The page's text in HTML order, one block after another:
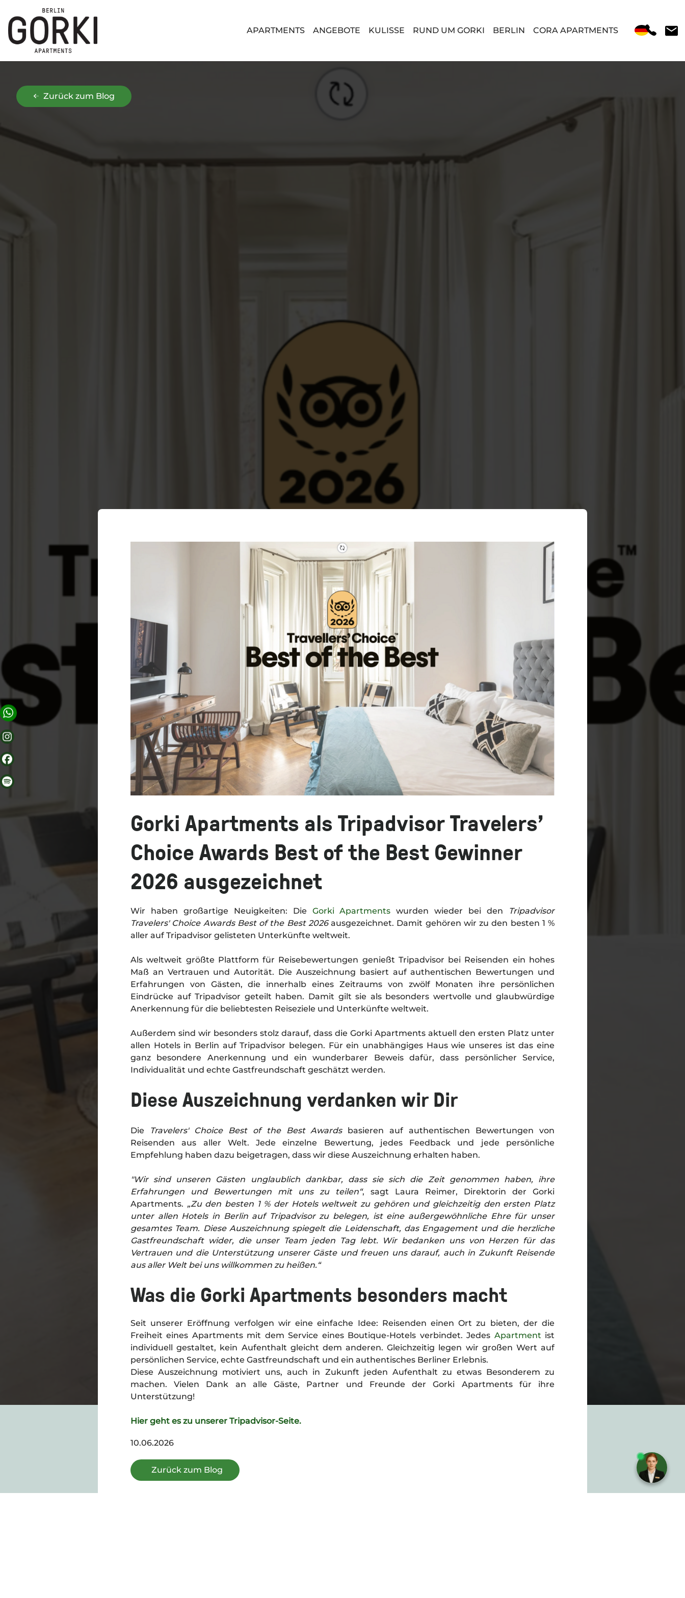
APARTMENTS ANGEBOTE KULISSE RUND UM GORKI BERLIN CORA APARTMENTS
Zurück zum Blog
Gorki Apartments als Tripadvisor Travelers’
Choice Awards Best of the Best Gewinner
2026 ausgezeichnet
Wir haben großartige Neuigkeiten: Die Gorki Apartments wurden wieder bei den
Tripadvisor
Travelers' Choice Awards Best of the Best 2026ausgezeichnet. Damit gehören wir zu den besten 1 %
aller auf Tripadvisor gelisteten Unterkünfte weltweit.
Als weltweit größte Plattform für Reisebewertungen genießt Tripadvisor bei Reisenden ein hohes
Maß an Vertrauen und Autorität. Die Auszeichnung basiert auf authentischen Bewertungen und
Erfahrungen von Gästen, die innerhalb eines Zeitraums von zwölf Monaten ihre persönlichen
Eindrücke auf Tripadvisor geteilt haben. Damit gilt sie als besonders wertvolle und glaubwürdige
Anerkennung für die beliebtesten Reiseziele und Unterkünfte weltweit.
Außerdem sind wir besonders stolz darauf, dass die Gorki Apartments aktuell den ersten Platz unter
allen Hotels in Berlin auf Tripadvisor belegen. Für ein unabhängiges Haus wie unseres ist das eine
ganz besondere Anerkennung und ein wunderbarer Beweis dafür, dass persönlicher Service,
Individualität und echte Gastfreundschaft geschätzt werden.
Diese Auszeichnung verdanken wir Dir
Die Travelers' Choice Best of the Best Awardsbasieren auf authentischen Bewertungen von
Reisenden aus aller Welt. Jede einzelne Bewertung, jedes Feedback und jede persönliche
Empfehlung haben dazu beigetragen, dass wir diese Auszeichnung erhalten haben.
"Wir sind unseren Gästen unglaublich dankbar, dass sie sich die Zeit genommen haben, ihre
Erfahrungen und Bewertungen mit uns zu teilen“, sagt Laura Reimer, Direktorin der Gorki
Apartments. „Zu den besten 1 % der Hotels weltweit zu gehören und gleichzeitig den ersten Platz
unter allen Hotels in Berlin auf Tripadvisor zu belegen, ist eine außergewöhnliche Ehre für unser
gesamtes Team. Diese Auszeichnung spiegelt die Leidenschaft, das Engagement und die herzliche
Gastfreundschaft wider, die unser Team jeden Tag lebt. Wir bedanken uns von Herzen für das
Vertrauen und die Unterstützung unserer Gäste und freuen uns darauf, auch in Zukunft Reisende
aus aller Welt bei uns willkommen zu heißen.“
Was die Gorki Apartments besonders macht
Seit unserer Eröffnung verfolgen wir eine einfache Idee: Reisenden einen Ort zu bieten, der die
Freiheit eines Apartments mit dem Service eines Boutique-Hotels verbindet. Jedes Apartment ist
individuell gestaltet, kein Aufenthalt gleicht dem anderen. Gleichzeitig legen wir großen Wert auf
persönlichen Service, echte Gastfreundschaft und ein authentisches Berliner Erlebnis.
Diese Auszeichnung motiviert uns, auch in Zukunft jeden Aufenthalt zu etwas Besonderem zu
machen. Vielen Dank an alle Gäste, Partner und Freunde der Gorki Apartments für ihre
Unterstützung!
Hier geht es zu unserer Tripadvisor-Seite.
10.06.2026
Zurück zum Blog